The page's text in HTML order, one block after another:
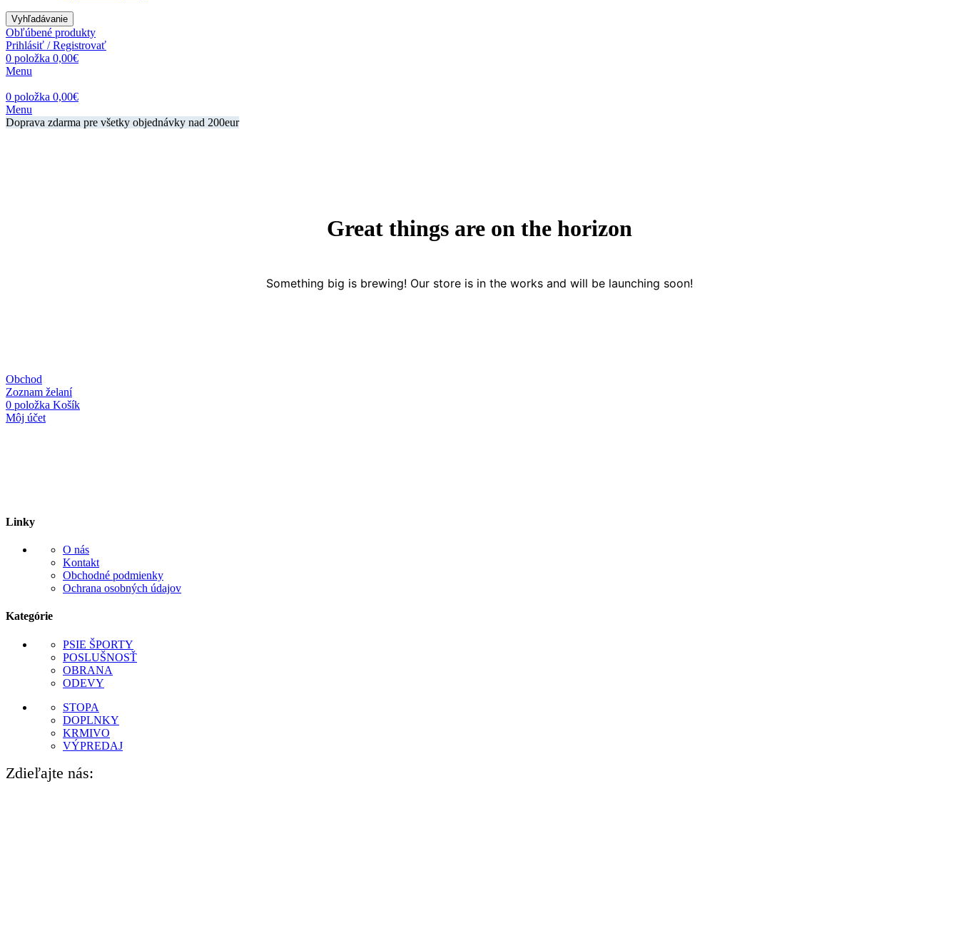
Vyhľadávanie
Obľúbené produkty
Prihlásiť / Registrovať
0 položka 0,00€
Menu
0 položka 0,00€
Menu
Doprava zdarma pre všetky objednávky nad 200eur
Great things are on the horizon
Something big is brewing! Our store is in the works and will be launching soon!
Obchod
Zoznam želaní
0 položka Košík
Môj účet
Linky
O nás
Kontakt
Obchodné podmienky
Ochrana osobných údajov
Kategórie
PSIE ŠPORTY
POSLUŠNOSŤ
OBRANA
ODEVY
STOPA
DOPLNKY
KRMIVO
VÝPREDAJ
Zdieľajte nás: